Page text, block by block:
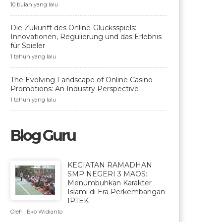
10 bulan yang lalu
Die Zukunft des Online-Glücksspiels:
Innovationen, Regulierung und das Erlebnis
für Spieler
1 tahun yang lalu
The Evolving Landscape of Online Casino
Promotions: An Industry Perspective
1 tahun yang lalu
Blog Guru
KEGIATAN RAMADHAN
SMP NEGERI 3 MAOS:
Menumbuhkan Karakter
Islami di Era Perkembangan
IPTEK
Oleh : Eko Widianto